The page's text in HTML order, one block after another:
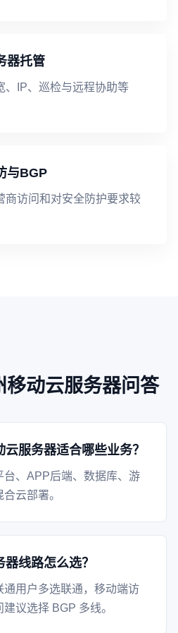
器托管
、IP、巡检与远程协助等
与BGP
商访问和对安全防护要求较
移动云服务器问答
服务器适合哪些业务？
台、APP后端、数据库、游
云部署。
线路怎么选？
通用户多选联通，移动端访
议选择 BGP 多线。